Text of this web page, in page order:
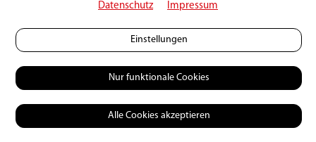
Datenschutz Impressum
Einstellungen
Nur funktionale Cookies
Alle Cookies akzeptieren